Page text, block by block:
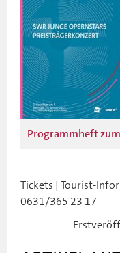
Programmheft
Tickets | Tourist-
0631/365 23 17